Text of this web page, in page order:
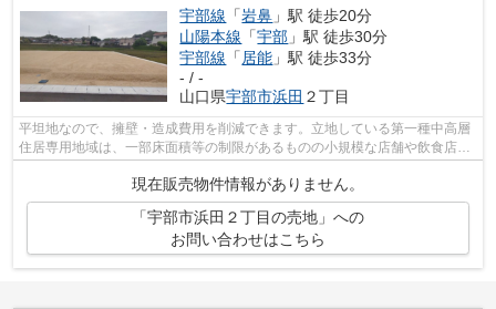
宇部線 「岩鼻 」駅 徒歩20分
山陽本線 「宇部 」駅 徒歩30分
宇部線 「 居能 」駅 徒歩33分
- / -
山口県宇部市浜田 ２丁目
平坦地なので、擁壁・造成費用を削減できます。立地している第一種中高層
住居専用地域は、一部床面積等の制限があるものの小規模な店舗や飲食店な
どの建設が可能です。売地をお探しの...
現在販売物件情報がありません。
「宇部市浜田２丁目の売地」への
お問い合わせはこちら